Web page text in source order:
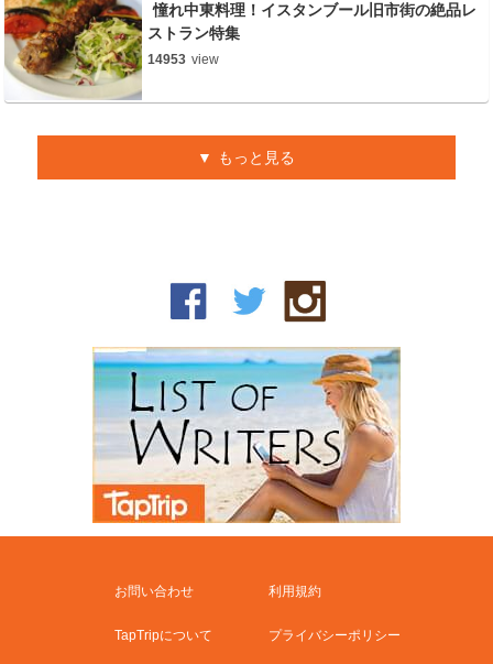
憧れ中東料理！イスタンブール旧市街の絶品レ
ストラン特集
14953 view
もっと見る
お問い合わせ 利用規約
TapTripについて プライバシーポリシー